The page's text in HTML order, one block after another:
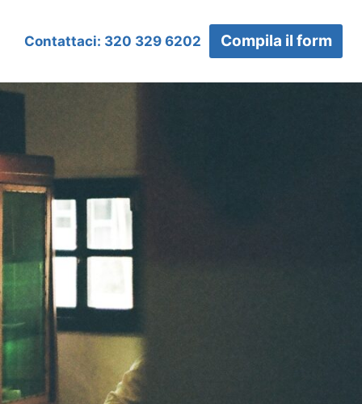
Contattaci: 320 329 6202 Compila il form